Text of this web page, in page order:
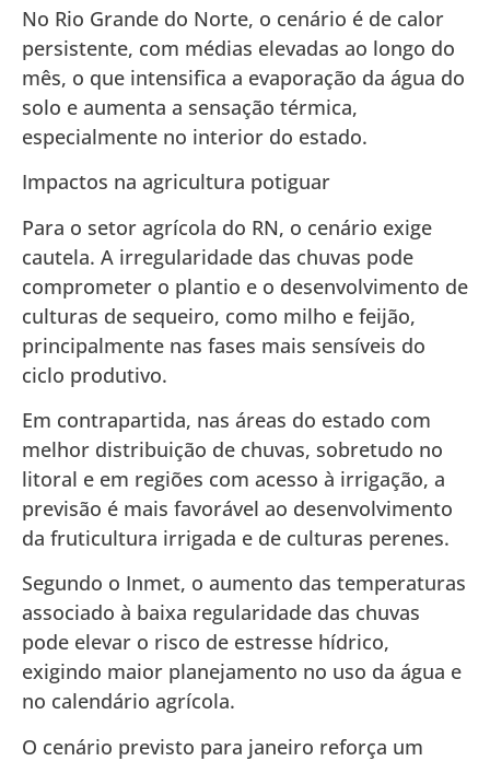
No Rio Grande do Norte, o cenário é de calor
persistente, com médias elevadas ao longo do
mês, o que intensifica a evaporação da água do
solo e aumenta a sensação térmica,
especialmente no interior do estado.
Impactos na agricultura potiguar
Para o setor agrícola do RN, o cenário exige
cautela. A irregularidade das chuvas pode
comprometer o plantio e o desenvolvimento de
culturas de sequeiro, como milho e feijão,
principalmente nas fases mais sensíveis do
ciclo produtivo.
Em contrapartida, nas áreas do estado com
melhor distribuição de chuvas, sobretudo no
litoral e em regiões com acesso à irrigação, a
previsão é mais favorável ao desenvolvimento
da fruticultura irrigada e de culturas perenes.
Segundo o Inmet, o aumento das temperaturas
associado à baixa regularidade das chuvas
pode elevar o risco de estresse hídrico,
exigindo maior planejamento no uso da água e
no calendário agrícola.
O cenário previsto para janeiro reforça um